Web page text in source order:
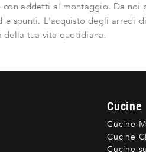
con addetti al montaggio. Da
spunti. L'acquisto degli arredi
tua vita quotidiana.
Cucine
Cucine
Cucine
Cucine